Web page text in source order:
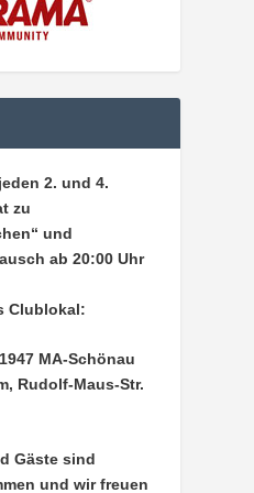
2. und 4.
zu
und
ab 20:00 Uhr
Clublokal:
MA-Schönau
Rudolf-Maus-Str.
Gäste sind
und wir freuen